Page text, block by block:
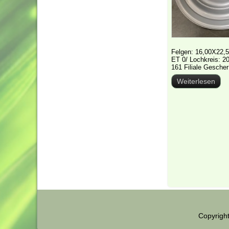
Felgen:
ET 0/ Lochkreis:
161 Filiale Gescher
Weiterlesen